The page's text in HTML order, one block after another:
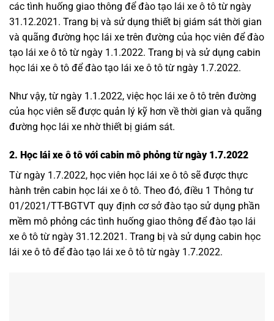
các tình huống giao thông để đào tạo lái xe ô tô từ ngày
31.12.2021. Trang bị và sử dụng thiết bị giám sát thời gian
và quãng đường học lái xe trên đường của học viên để đào
tạo lái xe ô tô từ ngày 1.1.2022. Trang bị và sử dụng cabin
học lái xe ô tô để đào tạo lái xe ô tô từ ngày 1.7.2022.
Như vậy, từ ngày 1.1.2022, việc học lái xe ô tô trên đường
của học viên sẽ được quản lý kỹ hơn về thời gian và quãng
đường học lái xe nhờ thiết bị giám sát.
2. Học lái xe ô tô với cabin mô phỏng từ ngày 1.7.2022
Từ ngày 1.7.2022, học viên học lái xe ô tô sẽ được thực
hành trên cabin học lái xe ô tô. Theo đó, điều 1 Thông tư
01/2021/TT-BGTVT quy định cơ sở đào tạo sử dụng phần
mềm mô phỏng các tình huống giao thông để đào tạo lái
xe ô tô từ ngày 31.12.2021. Trang bị và sử dụng cabin học
lái xe ô tô để đào tạo lái xe ô tô từ ngày 1.7.2022.